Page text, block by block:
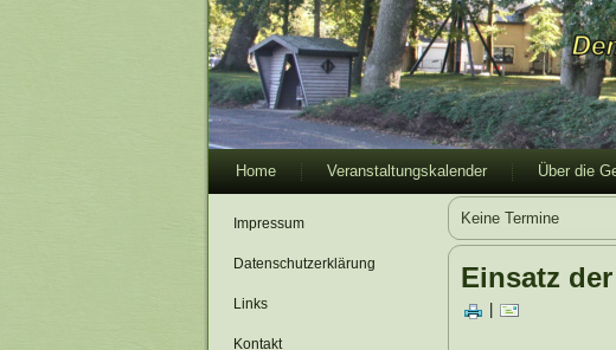
Home Veranstaltungskalender Über die
Impressum
Datenschutzerklärung
Links
Kontakt
Keine Termine
Einsatz